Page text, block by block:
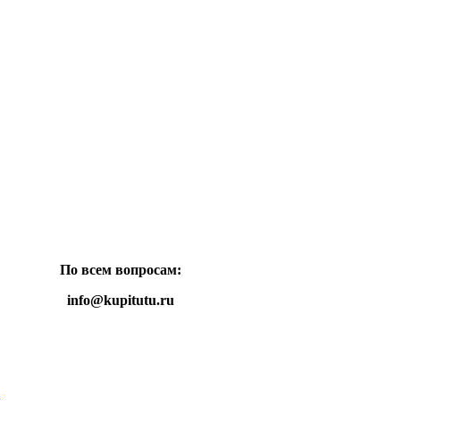
По всем вопросам:
info@kupitutu.ru